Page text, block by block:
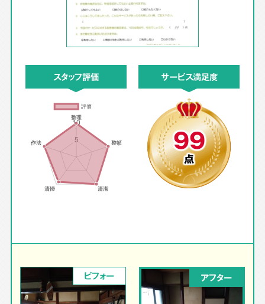
スタッフ評価 サービス満足度
99
点
ビフォー アフター